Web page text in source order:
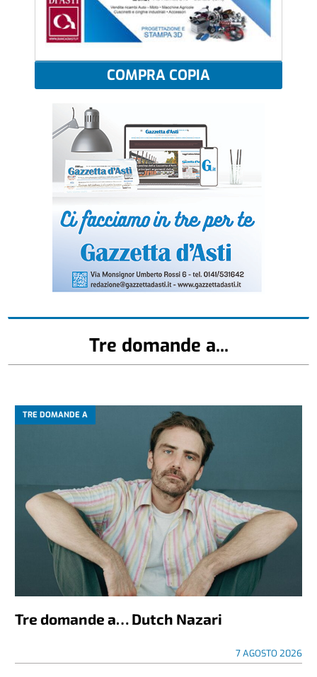
COMPRA COPIA
Tre domande a...
TRE DOMANDE A
Tre domande a… Dutch Nazari
7 AGOSTO 2026